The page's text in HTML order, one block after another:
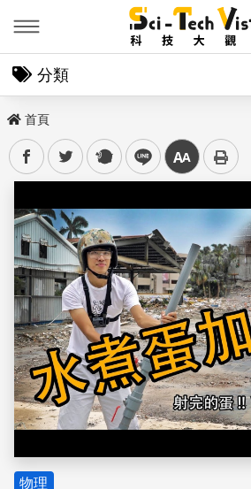
分類
首頁
facebooktwitter plurk line 中
物理